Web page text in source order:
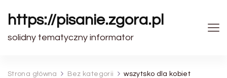
https://pisanie.zgora.pl
solidny tematyczny informator
Strona główna Bez kategorii wszytsko dla kobiet